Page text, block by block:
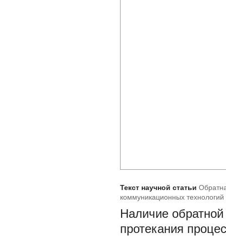
Текст научной статьи
коммуникационных технологий
Наличие
протекания